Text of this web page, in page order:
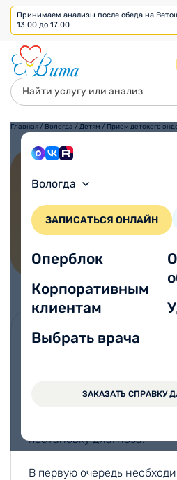
Принимаем анализы после обеда на
13:00 до 17:00
Вологда
ЗАПИСАТЬСЯ ОНЛАЙН
Оперблок
Корпоративным
клиентам
Выбрать врача
ЗАКАЗАТЬ СПРАВКУ
Главная / Вологда /Детям / Прием детского
эндокринолога
Первичный прием:
1900 ₽
Все цены
Увы, ревматические
суставов у ребенка не
постановку диагноза.
В первую очередь